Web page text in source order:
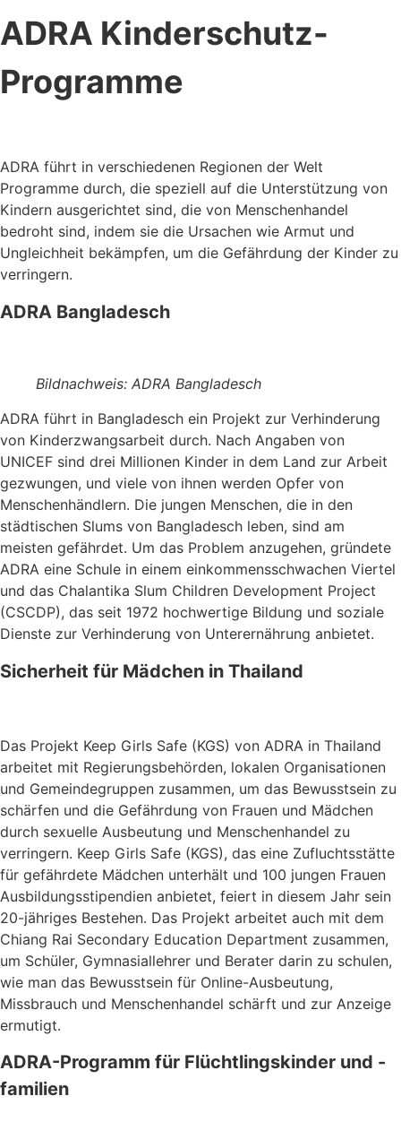
ADRA Kinderschutz-
Programme
ADRA führt in verschiedenen Regionen der Welt
Programme durch, die speziell auf die Unterstützung von
Kindern ausgerichtet sind, die von Menschenhandel
bedroht sind, indem sie die Ursachen wie Armut und
Ungleichheit bekämpfen, um die Gefährdung der Kinder zu
verringern.
ADRA Bangladesch
Bildnachweis: ADRA Bangladesch
ADRA führt in Bangladesch ein Projekt zur Verhinderung
von Kinderzwangsarbeit durch. Nach Angaben von
UNICEF sind drei Millionen Kinder in dem Land zur Arbeit
gezwungen, und viele von ihnen werden Opfer von
Menschenhändlern. Die jungen Menschen, die in den
städtischen Slums von Bangladesch leben, sind am
meisten gefährdet. Um das Problem anzugehen, gründete
ADRA eine Schule in einem einkommensschwachen Viertel
und das Chalantika Slum Children Development Project
(CSCDP), das seit 1972 hochwertige Bildung und soziale
Dienste zur Verhinderung von Unterernährung anbietet.
Sicherheit für Mädchen in Thailand
Das Projekt Keep Girls Safe (KGS) von ADRA in Thailand
arbeitet mit Regierungsbehörden, lokalen Organisationen
und Gemeindegruppen zusammen, um das Bewusstsein zu
schärfen und die Gefährdung von Frauen und Mädchen
durch sexuelle Ausbeutung und Menschenhandel zu
verringern. Keep Girls Safe (KGS), das eine Zufluchtsstätte
für gefährdete Mädchen unterhält und 100 jungen Frauen
Ausbildungsstipendien anbietet, feiert in diesem Jahr sein
20-jähriges Bestehen. Das Projekt arbeitet auch mit dem
Chiang Rai Secondary Education Department zusammen,
um Schüler, Gymnasiallehrer und Berater darin zu schulen,
wie man das Bewusstsein für Online-Ausbeutung,
Missbrauch und Menschenhandel schärft und zur Anzeige
ermutigt.
ADRA-Programm für Flüchtlingskinder und -
familien